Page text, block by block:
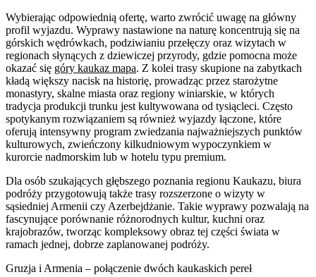
Wybierając odpowiednią ofertę, warto zwrócić uwagę na główny
profil wyjazdu. Wyprawy nastawione na naturę koncentrują się na
górskich wędrówkach, podziwianiu przełęczy oraz wizytach w
regionach słynących z dziewiczej przyrody, gdzie pomocna może
okazać się góry kaukaz mapa. Z kolei trasy skupione na zabytkach
kładą większy nacisk na historię, prowadząc przez starożytne
monastyry, skalne miasta oraz regiony winiarskie, w których
tradycja produkcji trunku jest kultywowana od tysiącleci. Często
spotykanym rozwiązaniem są również wyjazdy łączone, które
oferują intensywny program zwiedzania najważniejszych punktów
kulturowych, zwieńczony kilkudniowym wypoczynkiem w
kurorcie nadmorskim lub w hotelu typu premium.
Dla osób szukających głębszego poznania regionu Kaukazu, biura
podróży przygotowują także trasy rozszerzone o wizyty w
sąsiedniej Armenii czy Azerbejdżanie. Takie wyprawy pozwalają na
fascynujące porównanie różnorodnych kultur, kuchni oraz
krajobrazów, tworząc kompleksowy obraz tej części świata w
ramach jednej, dobrze zaplanowanej podróży.
Gruzja i Armenia – połączenie dwóch kaukaskich pereł